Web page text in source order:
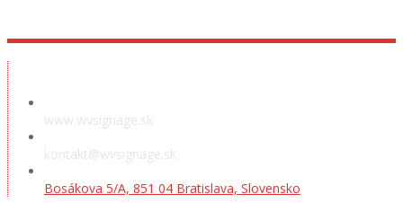
www.wvsignage.sk
kontakt@wvsignage.sk
Bosákova 5/A, 851 04 Bratislava, Slovensko